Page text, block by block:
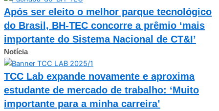
Após ser eleito o melhor parque tecnológico
do Brasil, BH-TEC concorre a prêmio ‘mais
importante do Sistema Nacional de CT&I’
Notícia
TCC Lab expande novamente e aproxima
estudante de mercado de trabalho: ‘Muito
importante para a minha carreira’